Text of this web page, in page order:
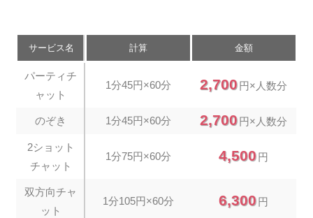
サービス名 計算 金額
パーティチ
ャット
1分45円×60分 2,700円×人数分
のぞき 1分45円×60分 2,700円×人数分
2ショット
チャット
1分75円×60分 4,500円
双方向チャ
ット
1分105円×60分 6,300円